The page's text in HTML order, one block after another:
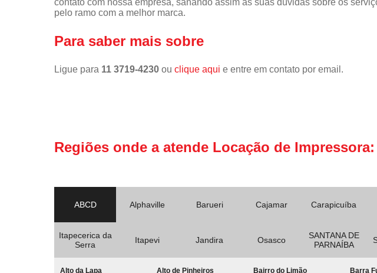
contato com nossa empresa, sanando assim as suas dúvidas sobre os
pelo ramo com a melhor marca.
Para saber mais sobre
Ligue para 11 3719-4230 ou clique aqui e entre em contato por email.
Regiões onde a atende Locação de Impressora:
ABCD Alphaville Barueri Cajamar Carapicuíba
Itapecerica da
Serra
Itapevi Jandira Osasco
SANTANA DE
PARNAÍBA
Alto da Lapa Alto de Pinheiros Bairro do Limão Barra